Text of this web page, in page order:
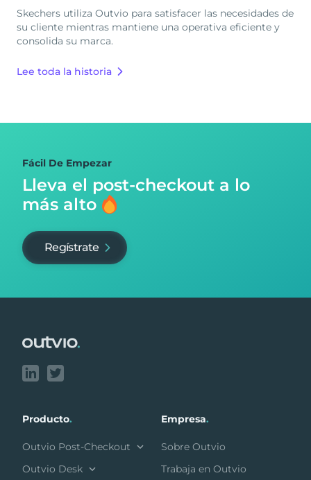
Skechers utiliza Outvio para satisfacer las necesidades de
su cliente mientras mantiene una operativa eficiente y
consolida su marca.
Lee toda la historia
Fácil De Empezar
Lleva el post-checkout a lo
más alto
Regístrate
Producto.
Outvio Post-Checkout
Outvio Desk
Empresa.
Sobre Outvio
Trabaja en Outvio